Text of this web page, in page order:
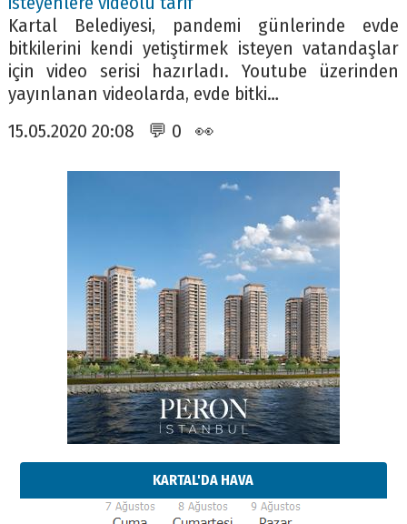
Kartal Belediyesi, pandemi günlerinde evde
bitkilerini kendi yetiştirmek isteyen vatandaşlar
için video serisi hazırladı. Youtube üzerinden
yayınlanan videolarda, evde bitki…
15.05.2020 20:08 💬 0 👀
KARTAL'DA HAVA